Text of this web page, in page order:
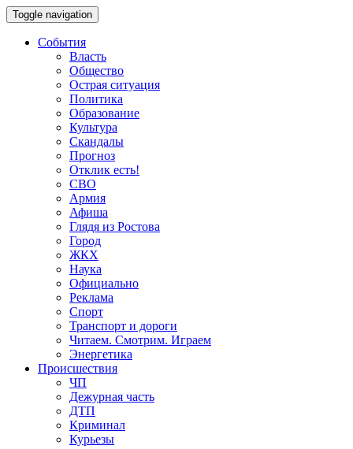
Toggle navigation
События
Власть
Общество
Острая ситуация
Политика
Образование
Культура
Скандалы
Прогноз
Отклик есть!
СВО
Армия
Афиша
Глядя из Ростова
Город
ЖКХ
Наука
Официально
Реклама
Спорт
Транспорт и дороги
Читаем. Смотрим. Играем
Энергетика
Происшествия
ЧП
Дежурная часть
ДТП
Криминал
Курьезы